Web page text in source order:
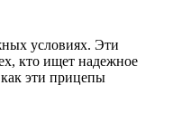
условиях. Эти
кто ищет надежное
эти прицепы